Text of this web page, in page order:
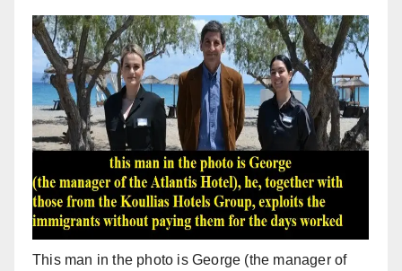
This man in the photo is George (the manager of